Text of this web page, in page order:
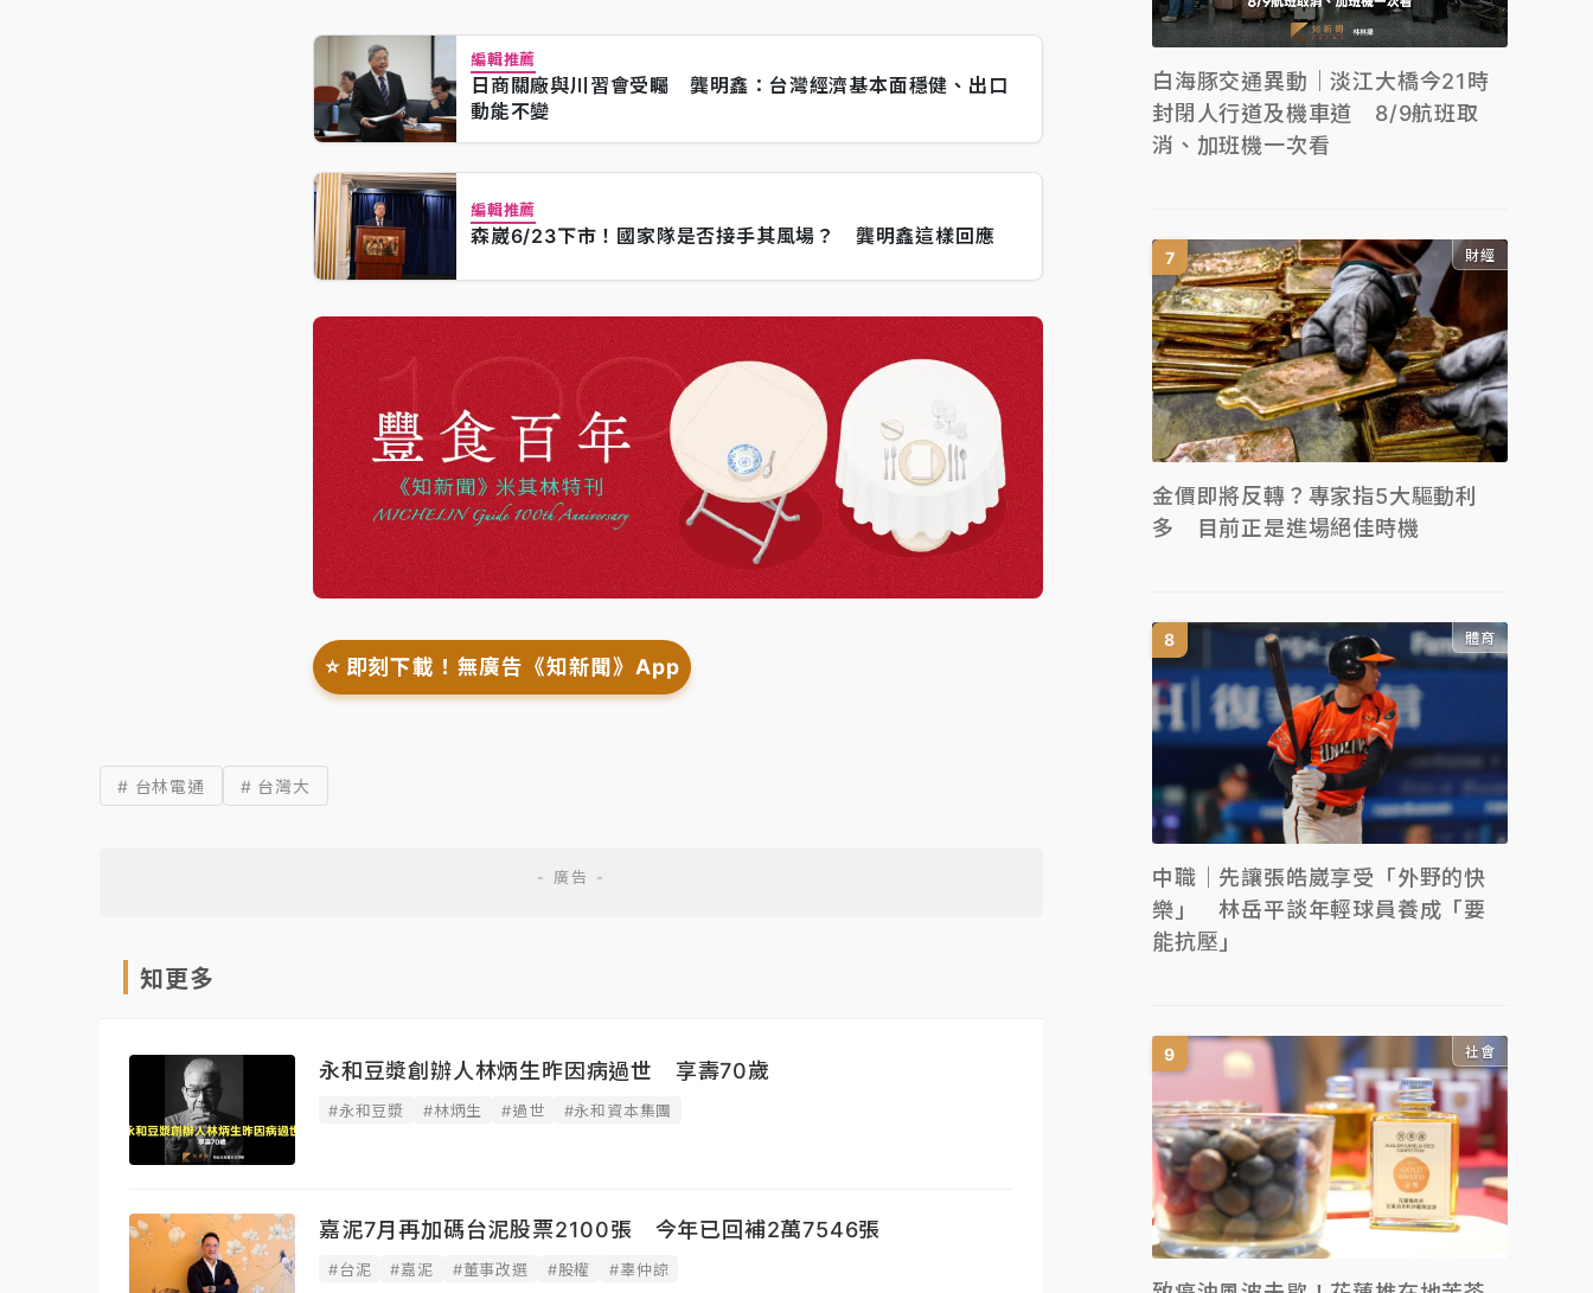
編輯推薦
日商關廠與川習會受矚 龔明鑫：台灣經濟基本面穩健、出口
動能不變
編輯推薦
森崴6/23下市！國家隊是否接手其風場？ 龔明鑫這樣回應
⭐️ 即刻下載！無廣告《知新聞》App
# 台林電通 # 台灣大
知更多
永和豆漿創辦人林炳生昨因病過世 享壽70歲
#永和豆漿 #林炳生 #過世 #永和資本集團
嘉泥7月再加碼台泥股票2100張 今年已回補2萬7546張
#台泥 #嘉泥 #董事改選 #股權 #辜仲諒
白海豚交通異動｜淡江大橋今21時
封閉人行道及機車道 8/9航班取
消、加班機一次看
財經
金價即將反轉？專家指5大驅動利
多 目前正是進場絕佳時機
體育
中職｜先讓張皓崴享受「外野的快
樂」 林岳平談年輕球員養成「要
能抗壓」
社會